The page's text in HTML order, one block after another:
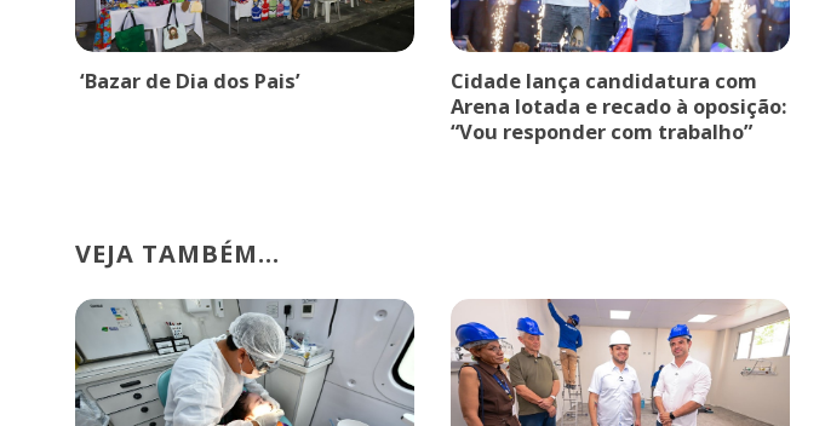
‘Bazar de Dia dos Pais’
Cidade lança candidatura com
Arena lotada e recado à oposição:
“Vou responder com trabalho”
VEJA TAMBÉM...